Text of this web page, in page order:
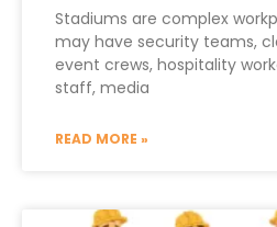
Stadiums are complex
may have security teams,
event crews, hospitality
staff, media
READ MORE »